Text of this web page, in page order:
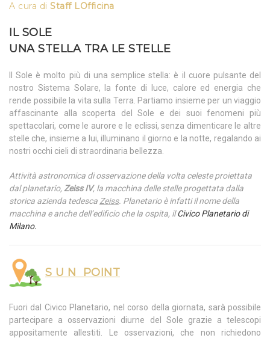
A cura di Staff LOfficina
IL SOLE
UNA STELLA TRA LE STELLE
Il Sole è molto più di una semplice stella: è il cuore pulsante del
nostro Sistema Solare, la fonte di luce, calore ed energia che
rende possibile la vita sulla Terra. Partiamo insieme per un viaggio
affascinante alla scoperta del Sole e dei suoi fenomeni più
spettacolari, come le aurore e le eclissi, senza dimenticare le altre
stelle che, insieme a lui, illuminano il giorno e la notte, regalando ai
nostri occhi cieli di straordinaria bellezza.
Attività astronomica di osservazione della volta celeste proiettata
dal planetario, Zeiss IV, la macchina delle stelle progettata dalla
storica azienda tedescaZeiss. Planetario è infatti il nome della
macchina e anche dell’edificio che la ospita, ilCivico Planetario di
Milano.
S U N POINT
Fuori dal Civico Planetario, nel corso della giornata, sarà possibile
partecipare a osservazioni diurne del Sole grazie a telescopi
appositamente allestiti. Le osservazioni, che non richiedono